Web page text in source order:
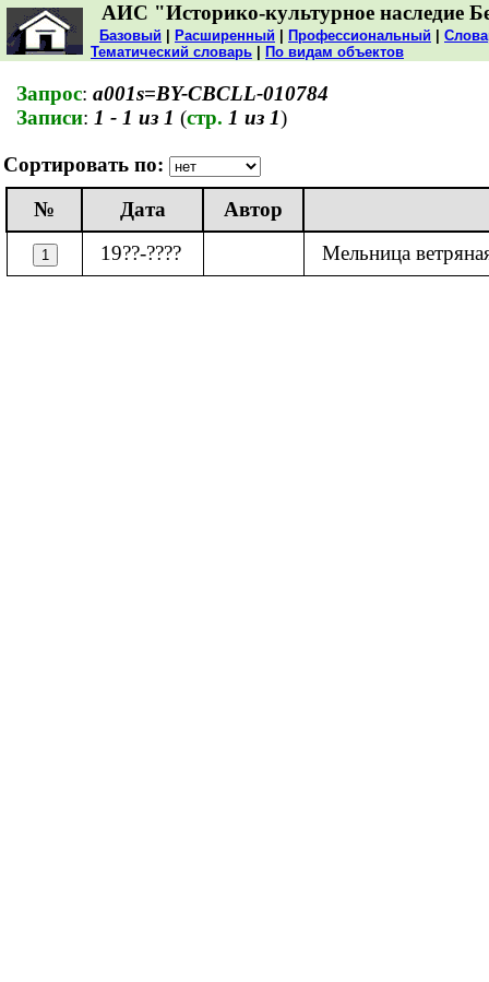
АИС "Историко-культурное наследие
Базовый Расширенный Профессиональный
Тематический словарь
По видам объектов
Запрос: a001s=BY-CBCLL-010784
Записи: 1 - 1 из 1 (стр. 1 из 1)
Сортировать по:
№
Дата
Автор
19??-????
Мельница